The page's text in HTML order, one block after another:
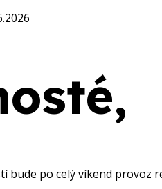
bude po celý víkend provoz